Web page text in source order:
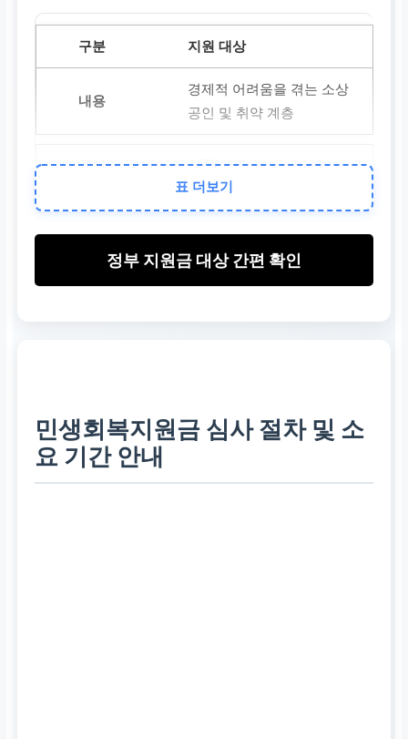
지원 대상
경제적 어려움을 겪는 소상
공인 및 취약 계층
신청 기간
정부 발표에 따라 변동 (공
식 웹사이트 확인)
신청 방법
온라인 (정부24, 소상공인2
필요 서류
표 더보기
정부 지원금 대상 간편 확인
민생회복지원금 심사 절차 및 소
요 기간 안내